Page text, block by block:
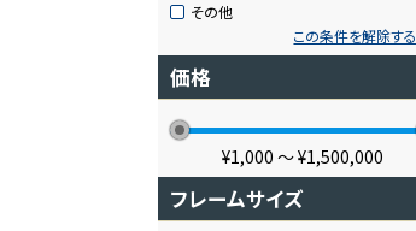
その他
この条件を解除する
価格
¥1,000 〜¥1,500,000
フレームサイズ